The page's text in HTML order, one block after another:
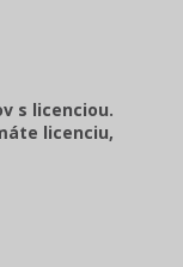
s licenciou.
licenciu,